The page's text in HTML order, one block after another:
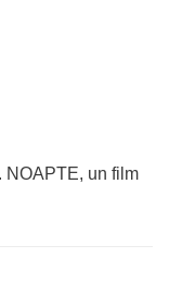
NOAPTE, un film